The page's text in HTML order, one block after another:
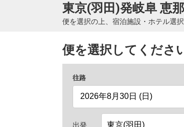
東京(羽田)発岐阜 恵
便を選択の上、宿泊施設・ホテル選
便を選択してくださ
往路
出発